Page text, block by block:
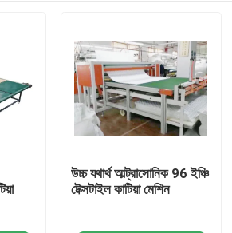
উচ্চ যথার্থ আল্ট্রাসোনিক 96 ইঞ্চি
টেক্সটাইল কাটিয়া মেশিন